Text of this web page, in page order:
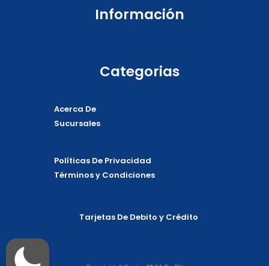
Información
Categorias
Acerca De
Sucursales
Políticas De Privacidad
Términos y Condiciones
Tarjetas De Debito y Crédito